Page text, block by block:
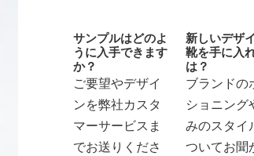
サンプルはどのよ
うに入手できます
か？
ご要望やデザイ
ンを弊社カスタ
マーサービスま
でお送りくださ
新しいデザ
靴を手に入
は？
ブランドの
ショニング
みのスタイ
ついてお聞